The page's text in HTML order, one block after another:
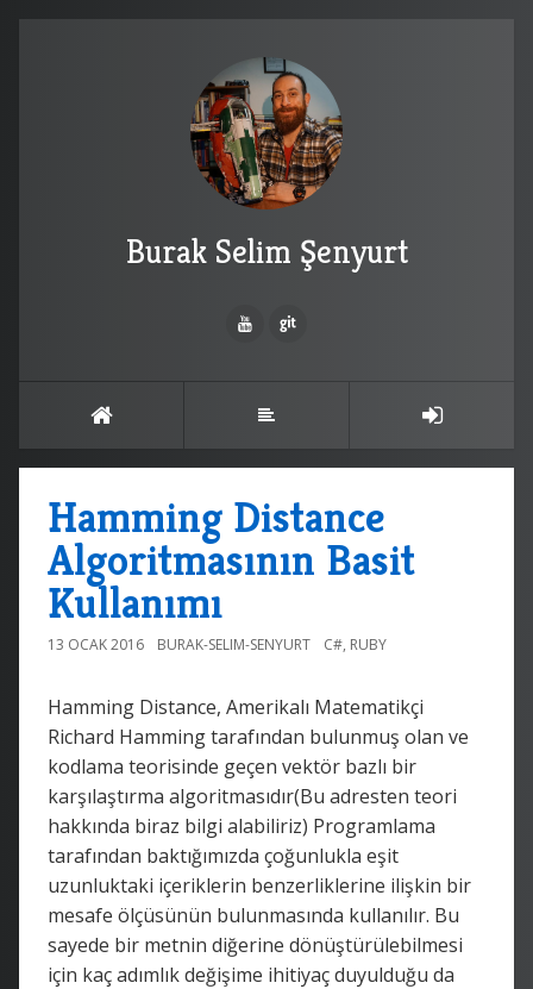
Burak Selim Şenyurt
Hamming Distance
Algoritmasının Basit
Kullanımı
13 OCAK 2016 BURAK-SELIM-SENYURT C#, RUBY
Hamming Distance, Amerikalı Matematikçi
Richard Hamming tarafından bulunmuş olan ve
kodlama teorisinde geçen vektör bazlı bir
karşılaştırma algoritmasıdır(Bu adresten teori
hakkında biraz bilgi alabiliriz) Programlama
tarafından baktığımızda çoğunlukla eşit
uzunluktaki içeriklerin benzerliklerine ilişkin bir
mesafe ölçüsünün bulunmasında kullanılır. Bu
sayede bir metnin diğerine dönüştürülebilmesi
için kaç adımlık değişime ihitiyaç duyulduğu da